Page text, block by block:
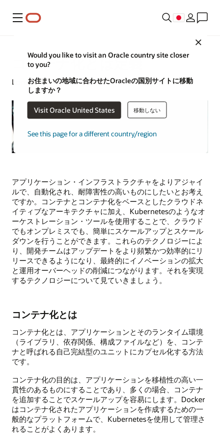
メニュー
Would you like to visit an Oracle country site closer
to you?
お住まいの地域に合わせたOracleの国別サイトに移動
しますか？
Visit Oracle United States 移動しない
See this page for a different country/region
コンテナ化とは定義
Lorna Garey|シニア・ライター| 2025年4月3日
アプリケーション・インフラストラクチャをよりアジャイ
ルで、自動化され、耐障害性の高いものにしたいとお考え
ですか。コンテナとコンテナ化をベースとしたクラウドネ
イティブなアーキテクチャに加え、Kubernetesのようなオ
ーケストレーション・ツールを使用することで、クラウド
でもオンプレミスでも、簡単にスケールアップとスケール
ダウンを行うことができます。これらのテクノロジーによ
り、開発チームはアップデートをより頻繁かつ効率的にリ
リースできるようになり、最終的にイノベーションの拡大
と運用オーバーヘッドの削減につながります。それを実現
するテクノロジーについて見ていきましょう。
コンテナ化とは
コンテナ化とは、アプリケーションとそのランタイム環境
（ライブラリ、依存関係、構成ファイルなど）を、コンテ
ナと呼ばれる自己完結型のユニットにカプセル化する方法
です。
コンテナ化の目的は、アプリケーションを移植性の高い一
貫性のあるものにすることであり、多くの場合、コンテナ
を追加することでスケールアップを容易にします。Docker
はコンテナ化されたアプリケーションを作成するための一
般的なプラットフォームで、Kubernetesを使用して管理さ
れることがよくあります。